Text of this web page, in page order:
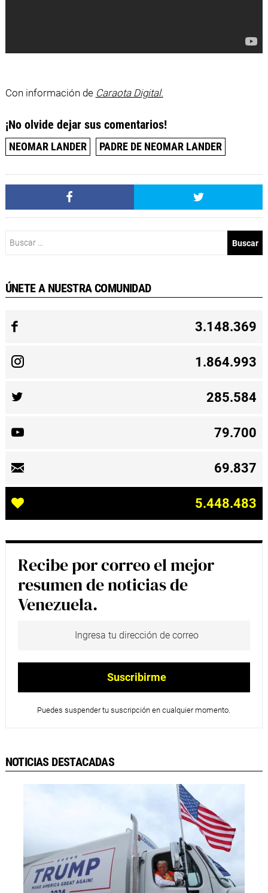
Con información de Caraota Digital.
¡No olvide dejar sus comentarios!
NEOMAR LANDER PADRE DE NEOMAR LANDER
ÚNETE A NUESTRA COMUNIDAD
3.148.369
1.864.993
285.584
79.700
69.837
5.448.483
Recibe por correo el mejor
resumen de noticias de
Venezuela.
Puedes suspender tu suscripción en cualquier momento.
NOTICIAS DESTACADAS